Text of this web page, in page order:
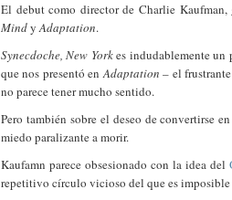
El debut como director de Charlie
MindyAdaptation.
Synecdoche, New Yorkes indudablemente un
que nos presentó enAdaptation– el
no parece tener mucho sentido.
Pero también sobre el deseo de convertirse
miedo paralizante a morir.
Kaufamn parece obsesionado con la idea del
repetitivo círculo vicioso del que es imposible